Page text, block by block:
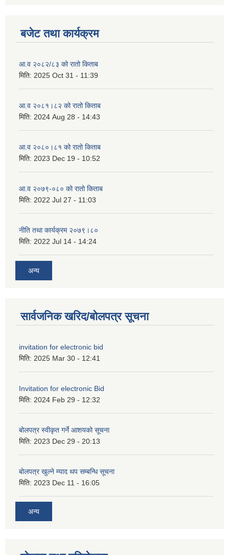
बजेट तथा कार्यक्रम
आ.व २०८२/८३ को रातो किताब
मिति: 2025 Oct 31 - 11:39
आ.व २०८१।८२ को रातो किताब
मिति: 2024 Aug 28 - 14:43
आ.व २०८०।८१ को रातो किताब
मिति: 2023 Dec 19 - 10:52
आ.व २०७९-०८० को रातो किताब
मिति: 2022 Jul 27 - 11:03
नीति तथा कार्यक्रम २०७९।८०
मिति: 2022 Jul 14 - 14:24
अन्य
सार्वजनिक खरिद/बोलपत्र सूचना
invitation for electronic bid
मिति: 2025 Mar 30 - 12:41
Invitation for electronic Bid
मिति: 2024 Feb 29 - 12:32
बोलपत्र स्वीकृत गर्ने आशयको सूचना
मिति: 2023 Dec 29 - 20:13
बोलपत्र खुल्ने म्याद थप सम्बन्धि सूचना
मिति: 2023 Dec 11 - 16:05
अन्य